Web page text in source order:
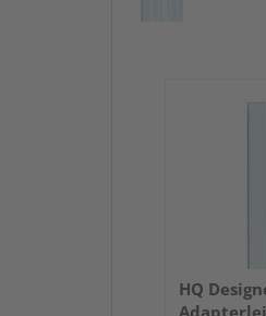
Bitte beachten
ergeben. Diese
Holen Sie sich
HQ